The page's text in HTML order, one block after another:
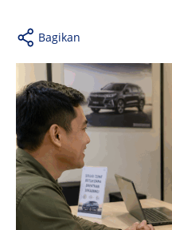
Bagikan